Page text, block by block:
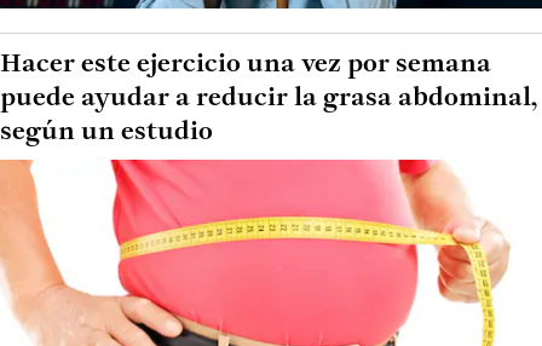
Hacer este ejercicio una vez por semana
puede ayudar a reducir la grasa abdominal,
según un estudio